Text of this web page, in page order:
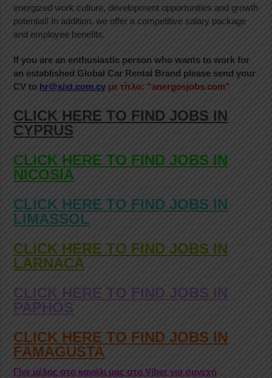
energized work culture, development opportunities and growth
potential! In addition, we offer a competitive salary package
and employee benefits.
If you are an enthusiastic person who wants to work for
an established Global Car Rental Brand please send your
CV to hr@sixt.com.cy με τίτλο: “anergosjobs.com”
CLICK HERE TO FIND JOBS IN
CYPRUS
CLICK HERE TO FIND JOBS IN
NICOSIA
CLICK HERE TO FIND JOBS IN
LIMASSOL
CLICK HERE TO FIND JOBS IN
LARNACA
CLICK HERE TO FIND JOBS IN
PAPHOS
CLICK HERE TO FIND JOBS IN
FAMAGUSTA
Γίνε μέλος στο κανάλι μας στο Viber για συνεχή